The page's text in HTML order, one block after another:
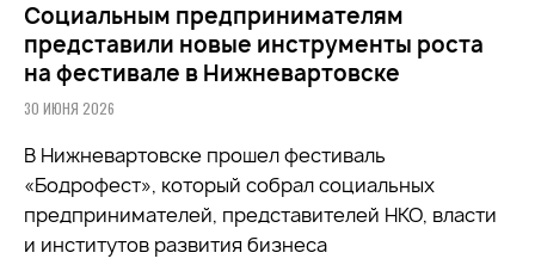
Социальным предпринимателям
представили новые инструменты роста
на фестивале в Нижневартовске
30 ИЮНЯ 2026
В Нижневартовске прошел фестиваль
«Бодрофест», который собрал социальных
предпринимателей, представителей НКО, власти
и институтов развития бизнеса